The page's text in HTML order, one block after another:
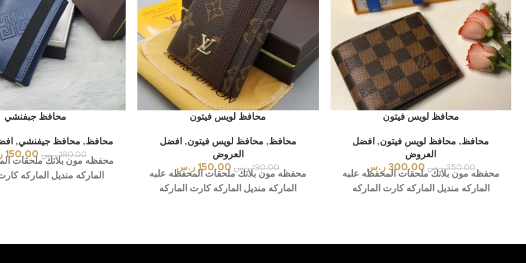
محافظ لويس فيتون
محافظ, محافظ لويس فيتون, افضل
العروض
350.00 ر.س 300.00 ر.س
محفظه مون بلانك ملحقات المحفظه علبه
الماركه منديل الماركه كارت الماركه
محافظ لويس فيتون
محافظ, محافظ لويس فيتون, افضل
العروض
190.00 ر.س 150.00 ر.س
محفظه مون بلانك ملحقات المحفظه علبه
الماركه منديل الماركه كارت الماركه
محافظ جبفنشي
محافظ, محافظ جيفنشي,
180.00 ر.س 150.00
محفظه مون بلانك ملحقات
الماركه منديل الماركه